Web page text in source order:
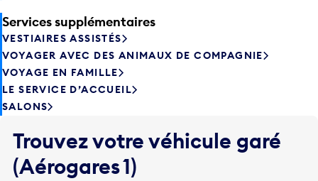
Services supplémentaires
VESTIAIRES ASSISTÉS
VOYAGER AVEC DES ANIMAUX DE COMPAGNIE
VOYAGE EN FAMILLE
LE SERVICE D’ACCUEIL
SALONS
Trouvez votre véhicule garé
(Aérogares 1)